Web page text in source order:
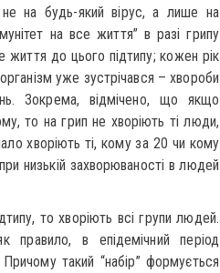
не на будь-який вірус, а лише на
на все життя” в разі грипу
життя до цього підтипу; кожен рік
уже зустрічався – хвороби
Зокрема, відмічено, що якщо
то на грип не хворіють ті люди,
хворіють ті, кому за 20 чи кому
низькій захворюваності в людей
то хворіють всі групи людей.
правило, в епідемічний період
такий “набір” формується